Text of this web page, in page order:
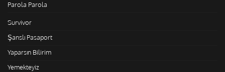
Parola Parola
Survivor
Şanslı Pasaport
Yaparsın Bilirim
Yemekteyiz